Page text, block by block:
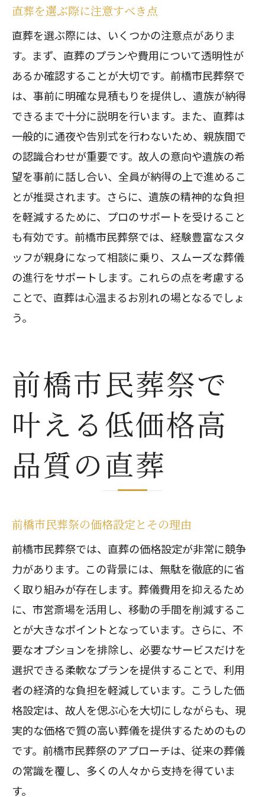
直葬を選ぶ際に注意すべき点
直葬を選ぶ際には、いくつかの注意点がありま
す。まず、直葬のプランや費用について透明性が
あるか確認することが大切です。前橋市民葬祭で
は、事前に明確な見積もりを提供し、遺族が納得
できるまで十分に説明を行います。また、直葬は
一般的に通夜や告別式を行わないため、親族間で
の認識合わせが重要です。故人の意向や遺族の希
望を事前に話し合い、全員が納得の上で進めるこ
とが推奨されます。さらに、遺族の精神的な負担
を軽減するために、プロのサポートを受けること
も有効です。前橋市民葬祭では、経験豊富なスタ
ッフが親身になって相談に乗り、スムーズな葬儀
の進行をサポートします。これらの点を考慮する
ことで、直葬は心温まるお別れの場となるでしょ
う。
前橋市民葬祭で
叶える低価格高
品質の直葬
前橋市民葬祭の価格設定とその理由
前橋市民葬祭では、直葬の価格設定が非常に競争
力があります。この背景には、無駄を徹底的に省
く取り組みが存在します。葬儀費用を抑えるため
に、市営斎場を活用し、移動の手間を削減するこ
とが大きなポイントとなっています。さらに、不
要なオプションを排除し、必要なサービスだけを
選択できる柔軟なプランを提供することで、利用
者の経済的な負担を軽減しています。こうした価
格設定は、故人を偲ぶ心を大切にしながらも、現
実的な価格で質の高い葬儀を提供するためのもの
です。前橋市民葬祭のアプローチは、従来の葬儀
の常識を覆し、多くの人々から支持を得ていま
す。